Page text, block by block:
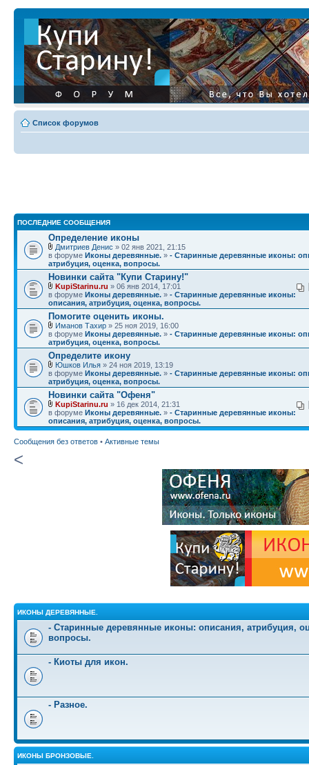
Список форумов
ПОСЛЕДНИЕ СООБЩЕНИЯ
Определение иконы
Дмитриев Денис » 02 янв 2021, 21:15
в форуме Иконы деревянные. » - Старинные деревянные иконы:
атрибуция, оценка, вопросы.
Новинки сайта "Купи Старину!"
KupiStarinu.ru » 06 янв 2014, 17:01
в форуме Иконы деревянные. » - Старинные деревянные иконы:
описания, атрибуция, оценка, вопросы.
Помогите оценить иконы.
Иманов Тахир » 25 ноя 2019, 16:00
в форуме Иконы деревянные. » - Старинные деревянные иконы:
атрибуция, оценка, вопросы.
Определите икону
Юшков Илья » 24 ноя 2019, 13:19
в форуме Иконы деревянные. » - Старинные деревянные иконы:
атрибуция, оценка, вопросы.
Новинки сайта "Офеня"
KupiStarinu.ru » 16 дек 2014, 21:31
в форуме Иконы деревянные. » - Старинные деревянные иконы:
описания, атрибуция, оценка, вопросы.
Сообщения без ответов • Активные темы
<
ИКОНЫ ДЕРЕВЯННЫЕ.
- Старинные деревянные иконы: описания, атрибуция,
вопросы.
- Киоты для икон.
- Разное.
ИКОНЫ БРОНЗОВЫЕ.